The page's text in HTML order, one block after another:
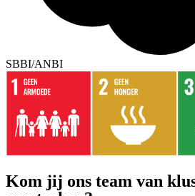
SBBI/ANBI
Kom jij ons team van